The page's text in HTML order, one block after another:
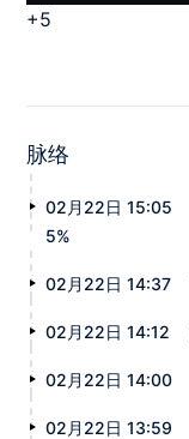
+5
脉络
02月22日 15:05
5%
02月22日 14:37
02月22日 14:12
02月22日 14:00
02月22日 13:59